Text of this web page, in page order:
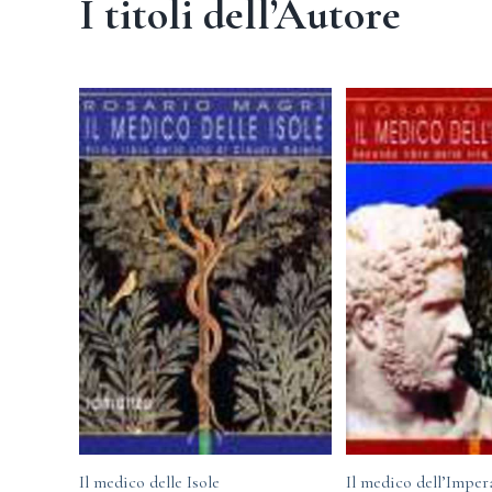
I titoli dell’Autore
Il medico delle Isole Il medico